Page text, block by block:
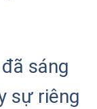
sáng
sự riêng